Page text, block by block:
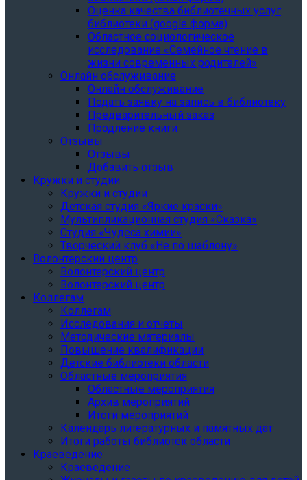
Oценка качества библиотечных услуг
библиотеки (google форма)
Областное социологическое
исследование «Семейное чтение в
жизни современных родителей»
Онлайн обслуживание
Онлайн обслуживание
Подать заявку на запись в библиотеку
Предварительный заказ
Продление книги
Отзывы
Отзывы
Добавить отзыв
Кружки и студии
Кружки и студии
Детская студия «Яркие краски»
Мультипликационная студия «Сказка»
Студия «Чудеса химии»
Творческий клуб «Не по шаблону»
Волонтерский центр
Волонтерский центр
Волонтерский центр
Коллегам
Коллегам
Исследования и отчеты
Методические материалы
Повышение квалификации
Детские библиотеки области
Областные мероприятия
Областные мероприятия
Архив мероприятий
Итоги мероприятий
Календарь литературных и памятных дат
Итоги работы библиотек области
Краеведение
Краеведение